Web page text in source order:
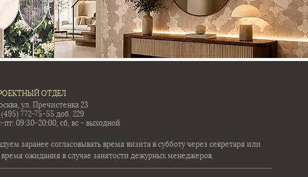
ОТДЕЛ
ул. Пречистенка 23
(495) 772-75-55 доб. 229
пт: 09:30-20:00, сб, вс - выходной
заранее согласовывать время визита в субботу через секретаря или
ожидания в случае занятости дежурных менеджеров.